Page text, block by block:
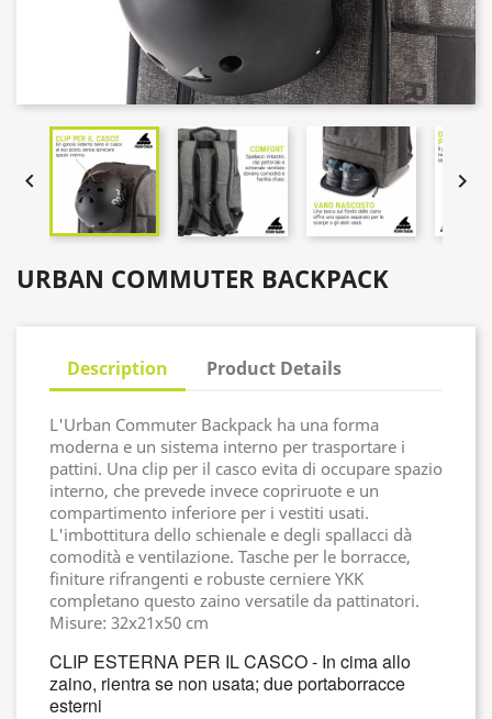
 
URBAN COMMUTER BACKPACK
Description Product Details
L'Urban Commuter Backpack ha una forma
moderna e un sistema interno per trasportare i
pattini. Una clip per il casco evita di occupare spazio
interno, che prevede invece copriruote e un
compartimento inferiore per i vestiti usati.
L'imbottitura dello schienale e degli spallacci dà
comodità e ventilazione. Tasche per le borracce,
finiture rifrangenti e robuste cerniere YKK
completano questo zaino versatile da pattinatori.
Misure: 32x21x50 cm
CLIP ESTERNA PER IL CASCO - In cima allo
zaino, rientra se non usata; due portaborracce
esterni